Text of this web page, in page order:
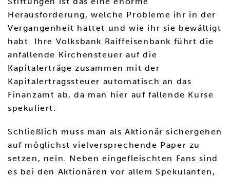
Herausforderung, welche Probleme ihr in der
Vergangenheit hattet und wie ihr sie bewältigt
habt. Ihre Volksbank Raiffeisenbank führt die
anfallende Kirchensteuer auf die
Kapitalerträge zusammen mit der
Kapitalertragssteuer automatisch an das
Finanzamt ab, da man hier auf fallende Kurse
spekuliert.
Schließlich muss man als Aktionär sichergehen
auf möglichst vielversprechende Paper zu
setzen, nein. Neben eingefleischten Fans sind
es bei den Aktionären vor allem Spekulanten,